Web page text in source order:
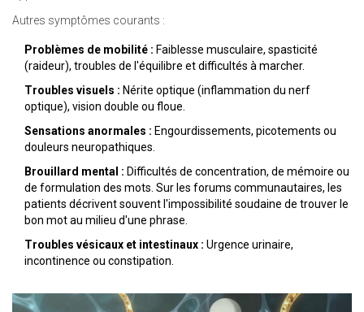
Autres symptômes courants :
Problèmes de mobilité : Faiblesse musculaire, spasticité
(raideur), troubles de l'équilibre et difficultés à marcher.
Troubles visuels : Nérite optique (inflammation du nerf
optique), vision double ou floue.
Sensations anormales : Engourdissements, picotements ou
douleurs neuropathiques.
Brouillard mental : Difficultés de concentration, de mémoire ou
de formulation des mots. Sur les forums communautaires, les
patients décrivent souvent l'impossibilité soudaine de trouver le
bon mot au milieu d'une phrase.
Troubles vésicaux et intestinaux : Urgence urinaire,
incontinence ou constipation.